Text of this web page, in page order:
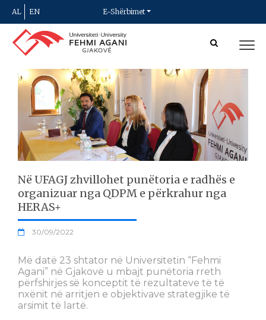
AL EN E-Shërbimet
Në UFAGJ zhvillohet punëtoria e radhës e
organizuar nga QDPM e përkrahur nga
HERAS+
30/09/2022
Më datë 23 shtator në Universitetin “Fehmi
Agani” në Gjakovë u mbajt punëtoria rreth
përfshirjes së konceptit të rezultateve të të
nxënit në arritjen e objektivave strategjike të
arsimit të lartë.